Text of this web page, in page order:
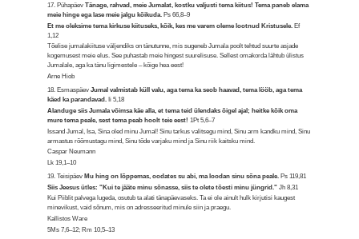
17. PühapäevTänage, rahvad, meie Jumalat, kostku valjusti tema kiitus! Tema paneb elama
meie hinge ega lase meie jalgu kõikuda. Ps 66,8–9
Et me oleksime tema kirkuse kiituseks, kõik, kes me varem oleme lootnud Kristusele.Ef
1,12
Tõelise jumalakiituse väljendiks on tänutunne, mis sugeneb Jumala poolt tehtud suurte asjade
kogemusest meie elus. See puhastab meie hingest suurelisuse. Sellest omakorda lähtub ülistus
Jumalale, aga ka tänu ligimestele – kõige hea eest!
Arne Hiob
18. EsmaspäevJumal valmistab küll valu, aga tema ka seob haavad, tema lööb, aga tema
käed ka parandavad. Ii 5,18
Alanduge siis Jumala võimsa käe alla, et tema teid ülendaks õigel ajal; heitke kõik oma
mure tema peale, sest tema peab hoolt teie eest!1Pt 5,6–7
Issand Jumal, Isa, Sina oled minu Jumal! Sinu tarkus valitsegu mind, Sinu arm kandku mind, Sinu
armastus rõõmustagu mind, Sinu tõde varjaku mind ja Sinu riik kaitsku mind.
Caspar Neumann
Lk 19,1–10
19. Teisipäev Mu hing on lõppemas, oodates su abi, ma loodan sinu sõna peale. Ps 119,81
Siis Jeesus ütles: "Kui te jääte minu sõnasse, siis te olete tõesti minu jüngrid."Jh 8,31
Kui Piiblit palvega lugeda, osutub ta alati tänapäevaseks. Ta ei ole ainult hulk kirjutisi kaugest
minevikust, vaid sõnum, mis on adresseeritud minule siin ja praegu.
Kallistos Ware
5Ms 7,6–12; Rm 10,5–13